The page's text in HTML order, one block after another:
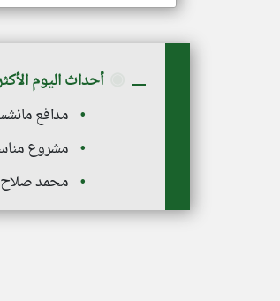
أحداث اليوم
مدافع
مشروع
محمد صلاح